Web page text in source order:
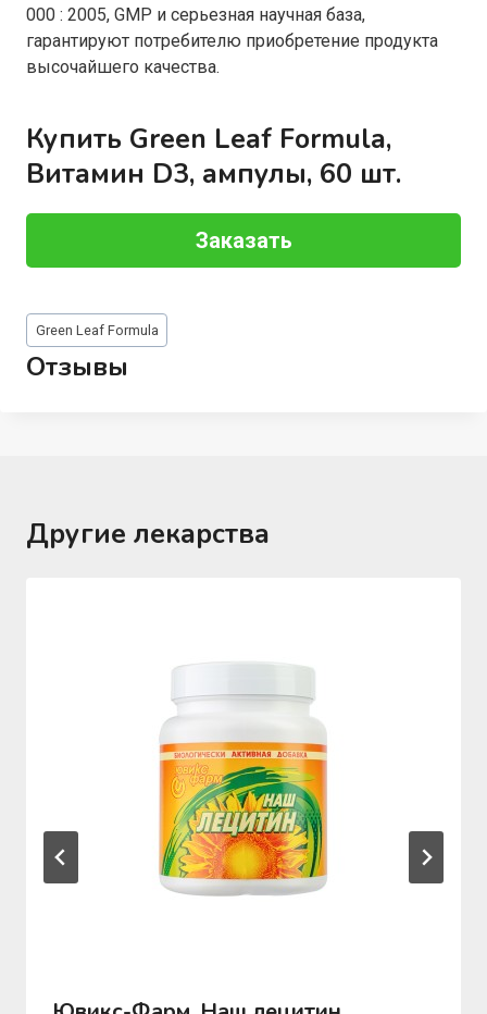
000 : 2005, GMP и серьезная научная база,
гарантируют потребителю приобретение продукта
высочайшего качества.
Купить Green Leaf Formula,
Витамин D3, ампулы, 60 шт.
Заказать
Метки
записи:
Green Leaf Formula
Отзывы
Другие лекарства